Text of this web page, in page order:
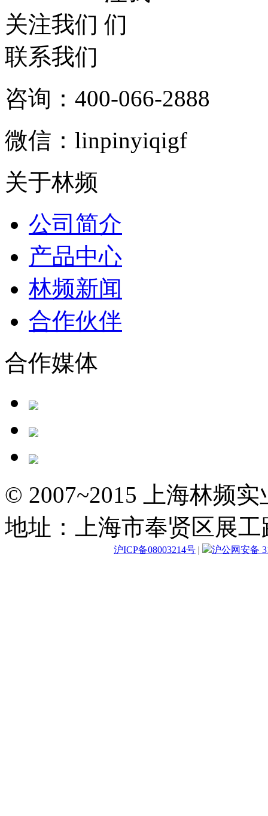
关注我们
联系我们
咨询：400-066-2888
微信：linpinyiqigf
关于林频
公司简介
产品中心
林频新闻
合作伙伴
合作媒体
© 2007~2015 上海林频
地址：上海市奉贤区展工
沪ICP备08003214号 | 沪公网安备